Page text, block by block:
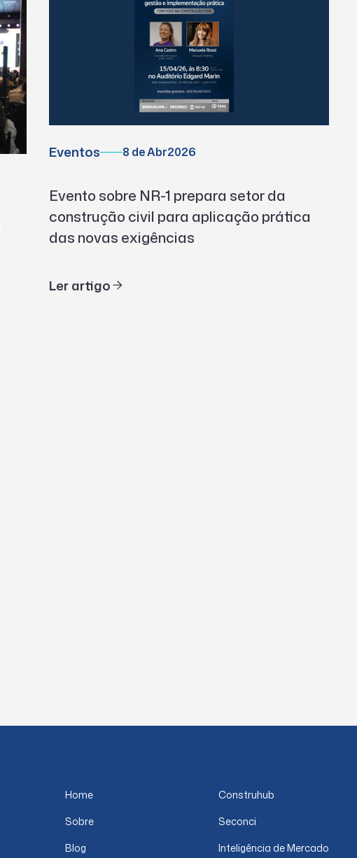
Eventos 8 de Abr2026
Evento sobre NR-1 prepara setor da
construção civil para aplicação prática
das novas exigências
Ler artigo
Home
Sobre
Blog
Construhub
Seconci
Inteligência de Mercado